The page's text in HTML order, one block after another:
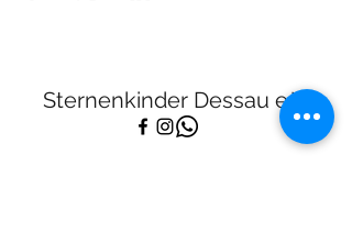
Sternenkinder Dessau e.V.